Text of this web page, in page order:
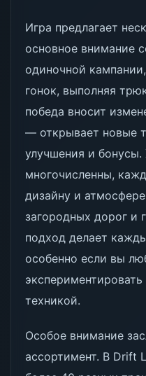
Игра предлагает
основное внимание
одиночной
гонок, выполняя
победа вносит
— открывает новые
улучшения и
многочисленны,
дизайну и
загородных дорог и
подход делает
особенно если вы
техникой.
Особое внимание
ассортимент. В Drift